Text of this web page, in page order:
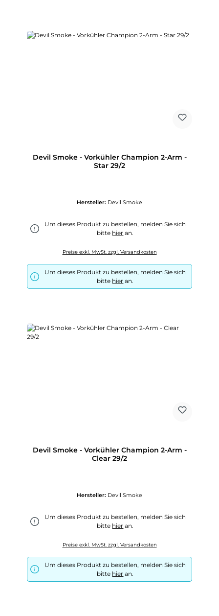
Devil Smoke - Vorkühler Champion 2-Arm -
Star 29/2
Hersteller: Devil Smoke
Um dieses Produkt zu bestellen, melden Sie sich
bitte hier an.
Preise exkl. MwSt. zzgl. Versandkosten
Um dieses Produkt zu bestellen, melden Sie sich
bitte hier an.
Devil Smoke - Vorkühler Champion 2-Arm -
Clear 29/2
Hersteller: Devil Smoke
Um dieses Produkt zu bestellen, melden Sie sich
bitte hier an.
Preise exkl. MwSt. zzgl. Versandkosten
Um dieses Produkt zu bestellen, melden Sie sich
bitte hier an.